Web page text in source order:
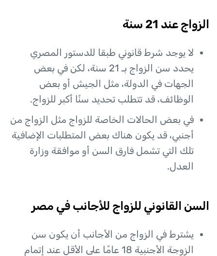
الزواج عند 21 سنة
لا يوجد شرط قانوني طبقا للدستور المصري
يحدد سن الزواج بـ 21 سنة، لكن في بعض
الجهات في الدولة، مثل الجيش أو بعض
الوظائف، قد تتطلب تحديد سنًا أكبر للزواج.
في بعض الحالات الخاصة للزواج مثل الزواج من
أجنبي، قد يكون هناك بعض المتطلبات الإضافية
تلك التي تشمل فارق السن أو موافقة وزارة
العدل.
السن القانوني للزواج للأجانب في مصر
يشترط في الزواج من الأجانب أن يكون سن
الزوجة الأجنبية 18 عامًا على الأقل عند إتمام